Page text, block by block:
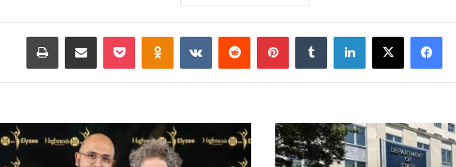
فيسبوك ‫X لينكدإن ‏Tumblr بينتيريست ‏Reddit
‏VKontakte
Odnoklassniki
‫Pocket مشاركة عبر البريد طباعة
م
ج